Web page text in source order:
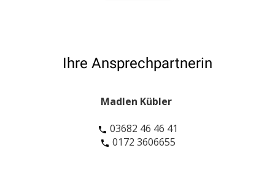
Ihre Ansprechpartnerin
Madlen Kübler
03682 46 46 41
0172 3606655